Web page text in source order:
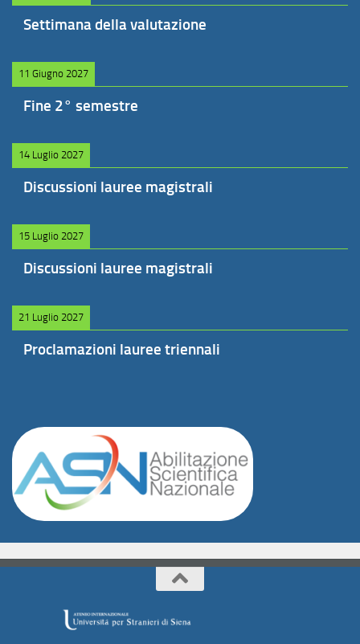
Settimana della valutazione
11 Giugno 2027
Fine 2° semestre
14 Luglio 2027
Discussioni lauree magistrali
15 Luglio 2027
Discussioni lauree magistrali
21 Luglio 2027
Proclamazioni lauree triennali